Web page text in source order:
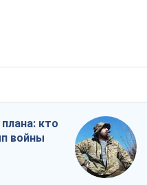
кто
войны